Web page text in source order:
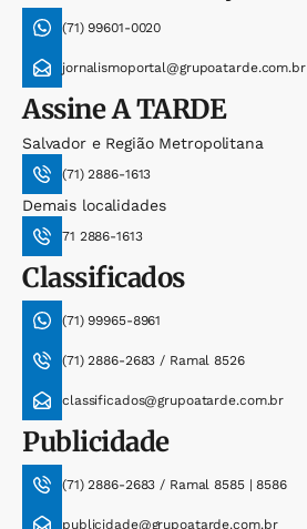
(71) 99601-0020
jornalismoportal@grupoatarde.com.br
AssineA TARDE
Salvador e Região Metropolitana
(71) 2886-1613
Demais localidades
71 2886-1613
Classificados
(71) 99965-8961
(71) 2886-2683 / Ramal 8526
classificados@grupoatarde.com.br
Publicidade
(71) 2886-2683 / Ramal 8585 | 8586
publicidade@grupoatarde.com.br